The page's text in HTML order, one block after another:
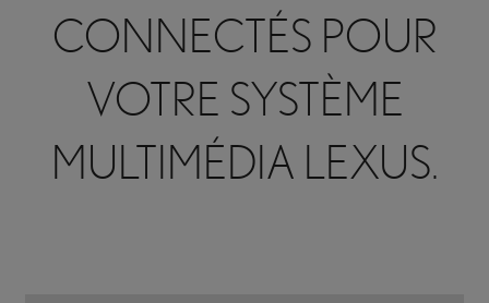
CONNECTÉS POUR
VOTRE SYSTÈME
MULTIMÉDIA LEXUS.